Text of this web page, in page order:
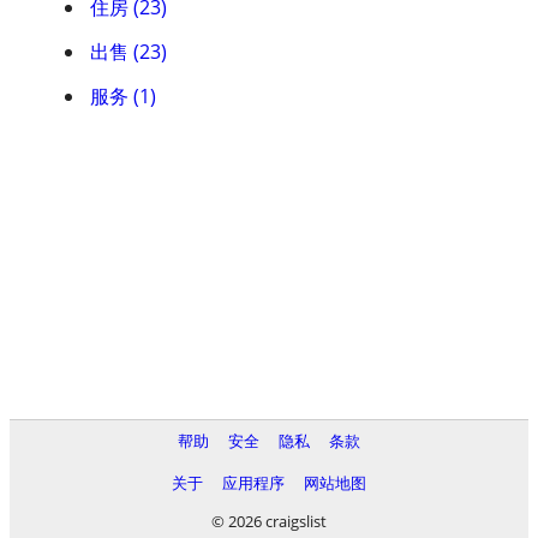
住房 (23)
出售 (23)
服务 (1)
帮助 安全 隐私
条款
关于
应用程序
网站地图
© 2026 craigslist